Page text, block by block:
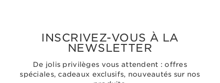
INSCRIVEZ-VOUS À LA
NEWSLETTER
De jolis privilèges vous attendent : offres
spéciales, cadeaux exclusifs, nouveautés sur nos